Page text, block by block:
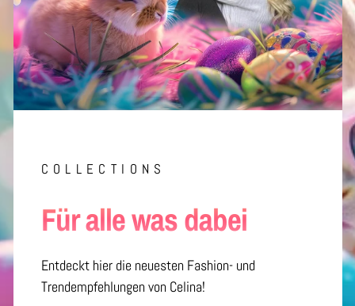
COLLECTIONS
Für alle was dabei
Entdeckt hier die neuesten Fashion- und
Trendempfehlungen von Celina!